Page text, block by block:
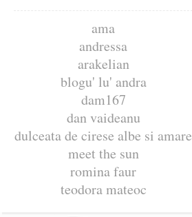
ama
andressa
arakelian
blogu' lu' andra
dam167
dan vaideanu
dulceata de cirese albe si amare
meet the sun
romina faur
teodora mateoc